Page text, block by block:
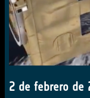
2 de febrero de